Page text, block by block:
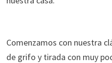
Comenzamos con nuestra
de grifo y tirada con muy